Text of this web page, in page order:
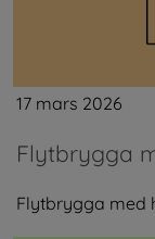
17 mars 2026
Flytbrygga
Flytbrygga med